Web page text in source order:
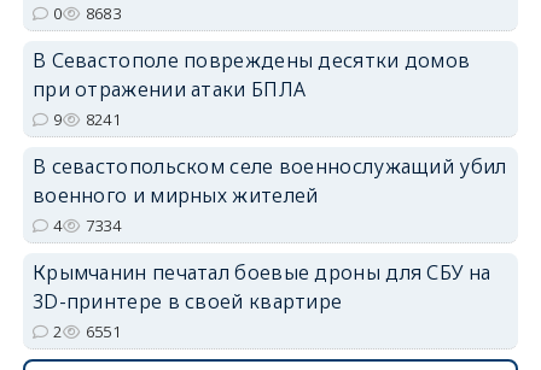
0 8683
В Севастополе повреждены десятки домов
при отражении атаки БПЛА
9 8241
В севастопольском селе военнослужащий убил
военного и мирных жителей
4 7334
Крымчанин печатал боевые дроны для СБУ на
3D-принтере в своей квартире
2 6551